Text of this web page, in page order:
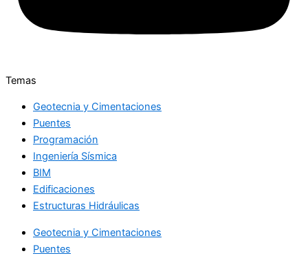
Temas
Geotecnia y Cimentaciones
Puentes
Programación
Ingeniería Sísmica
BIM
Edificaciones
Estructuras Hidráulicas
Geotecnia y Cimentaciones
Puentes